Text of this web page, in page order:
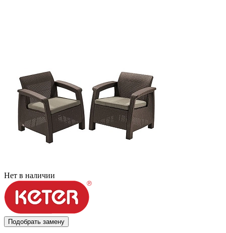
Нет в наличии
Подобрать замену